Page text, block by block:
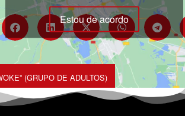
Estou de acordo
(GRUPO DE ADULTOS)